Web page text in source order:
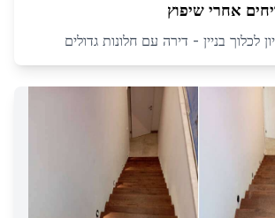
אחרי שיפוץ
לכלוך בניין - דירה עם חלונות גדולים